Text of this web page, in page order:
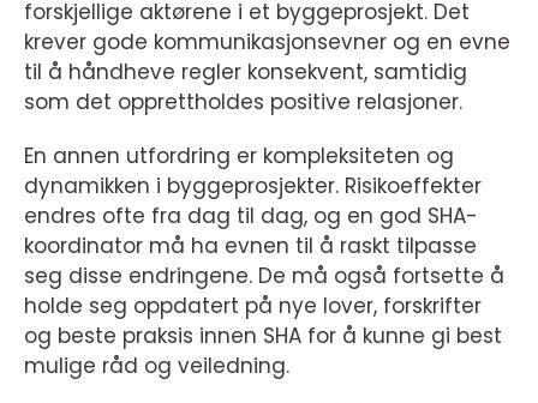
forskjellige aktørene i et byggeprosjekt. Det
krever gode kommunikasjonsevner og en evne
til å håndheve regler konsekvent, samtidig
som det opprettholdes positive relasjoner.
En annen utfordring er kompleksiteten og
dynamikken i byggeprosjekter. Risikoeffekter
endres ofte fra dag til dag, og en god SHA-
koordinator må ha evnen til å raskt tilpasse
seg disse endringene. De må også fortsette å
holde seg oppdatert på nye lover, forskrifter
og beste praksis innen SHA for å kunne gi best
mulige råd og veiledning.